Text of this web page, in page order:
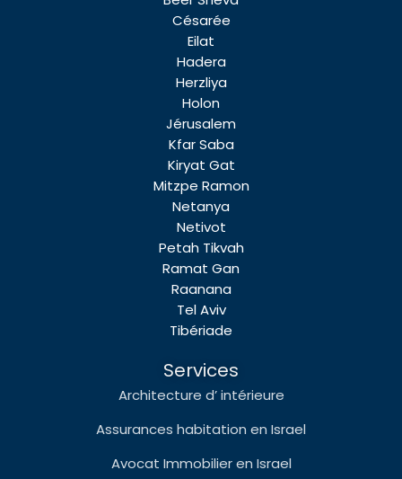
Césarée
Eilat
Hadera
Herzliya
Holon
Jérusalem
Kfar Saba
Kiryat Gat
Mitzpe Ramon
Netanya
Netivot
Petah Tikvah
Ramat Gan
Raanana
Tel Aviv
Tibériade
Services
Architecture d’ intérieure
Assurances habitation en Israel
Avocat Immobilier en Israel